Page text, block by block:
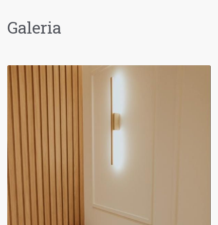
calmo e bastante atencioso, me deixou
bem à vontade e esclareceu todas as
minhas dúvidas.
Paciente
Ótimo atendimento e de um carisma
sem igual. Possui muito
conhecimento e explicou tudo com
Galeria